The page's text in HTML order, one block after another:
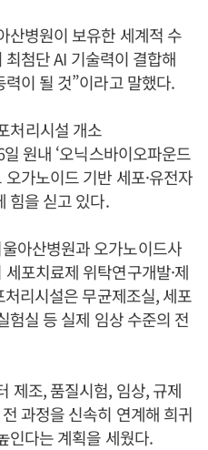
산병원이 보유한 세계적 수
첨단 AI 기술력이 결합해
이 될 것”이라고 말했다.
처리시설 개소
원내 ‘오닉스바이오파운드
가노이드 기반 세포·유전자
힘을 싣고 있다.
아산병원과 오가노이드사
포치료제 위탁연구개발·제
리시설은 무균제조실, 세포
험실 등 실제 임상 수준의 전
제조, 품질시험, 임상, 규제
과정을 신속히 연계해 희귀
인다는 계획을 세웠다.